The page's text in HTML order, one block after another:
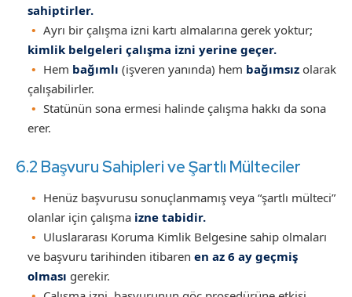
sahiptirler.
Ayrı bir çalışma izni kartı almalarına gerek yoktur;
kimlik belgeleri çalışma izni yerine geçer.
Hem bağımlı (işveren yanında) hem bağımsız olarak
çalışabilirler.
Statünün sona ermesi halinde çalışma hakkı da sona
erer.
6.2 Başvuru Sahipleri ve Şartlı Mülteciler
Henüz başvurusu sonuçlanmamış veya “şartlı mülteci”
olanlar için çalışma izne tabidir.
Uluslararası Koruma Kimlik Belgesine sahip olmaları
ve başvuru tarihinden itibaren en az 6 ay geçmiş
olması gerekir.